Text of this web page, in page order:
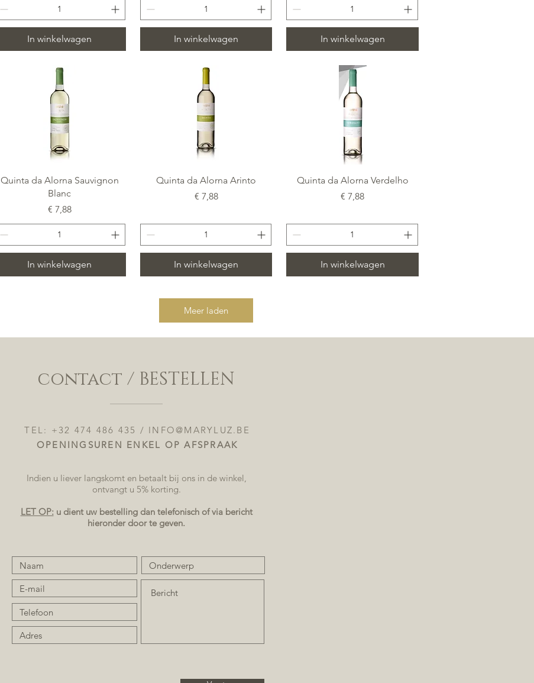
In winkelwagen In winkelwagen In winkelwagen
Snel overzicht
Quinta da Alorna Sauvignon
Blanc
Prijs
€ 7,88
In winkelwagen
Snel overzicht
Quinta da Alorna Arinto
Prijs
€ 7,88
In winkelwagen
Snel overzicht
Quinta da Alorna Verdelho
Prijs
€ 7,88
In winkelwagen
Meer laden
contact / BESTELLEN
TEL: +32 474 486 435 / INFO@MARYLUZ.BE
OPENINGSUREN ENKEL OP AFSPRAAK
Indien u liever langskomt en betaalt bij ons in de winkel,
ontvangt u 5% korting.
LET OP:u dient uw bestelling dan telefonisch of via bericht
hieronder door te geven.